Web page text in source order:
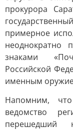
прокурора
примерное
неоднократно
знаками
Российской
именным
Напомним,
ведомство
перешедший